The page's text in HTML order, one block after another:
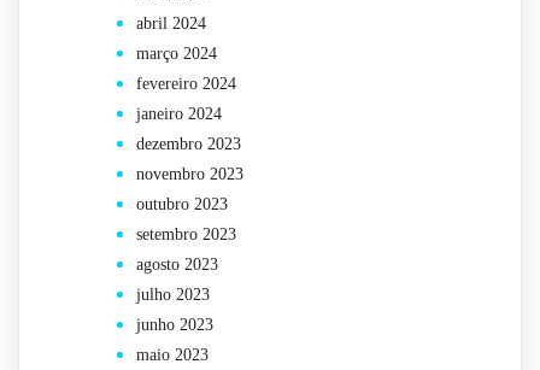
abril 2024
março 2024
fevereiro 2024
janeiro 2024
dezembro 2023
novembro 2023
outubro 2023
setembro 2023
agosto 2023
julho 2023
junho 2023
maio 2023